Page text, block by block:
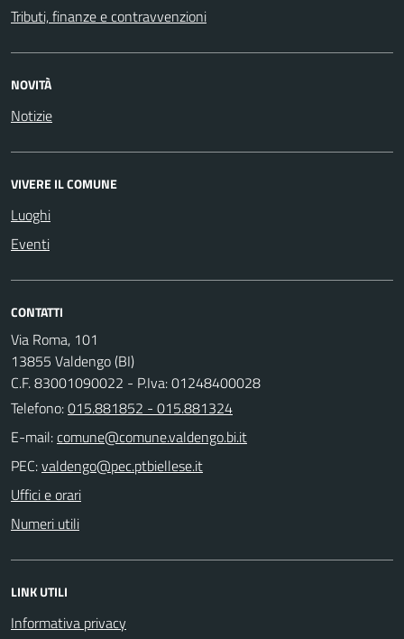
Tributi, finanze e contravvenzioni
NOVITÀ
Notizie
VIVERE IL COMUNE
Luoghi
Eventi
CONTATTI
Via Roma, 101
13855 Valdengo (BI)
C.F. 83001090022 - P.Iva: 01248400028
Telefono:015.881852 - 015.881324
E-mail:
PEC:
Uffici e orari
Numeri utili
LINK UTILI
Informativa privacy